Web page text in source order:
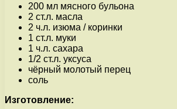
200 мл мясного бульона
2 ст.л. масла
2 ч.л. изюма / коринки
1 ст.л. муки
1 ч.л. сахара
1/2 ст.л. уксуса
чёрный молотый перец
соль
Изготовление: